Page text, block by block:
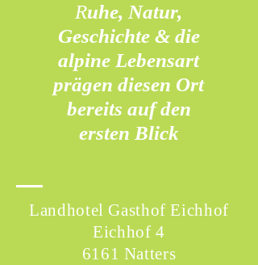
Ruhe, Natur,
Geschichte & die
alpine Lebensart
prägen diesen Ort
bereits auf den
ersten Blick
Landhotel Gasthof Eichhof
Eichhof 4
6161 Natters